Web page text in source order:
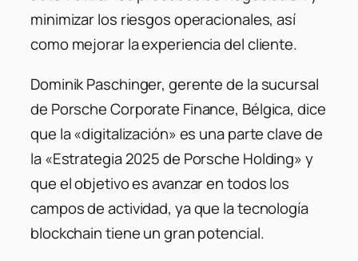
minimizar los riesgos operacionales, así
como mejorar la experiencia del cliente.
Dominik Paschinger, gerente de la sucursal
de Porsche Corporate Finance, Bélgica, dice
que la «digitalización» es una parte clave de
la «Estrategia 2025 de Porsche Holding» y
que el objetivo es avanzar en todos los
campos de actividad, ya que la tecnología
blockchain tiene un gran potencial.